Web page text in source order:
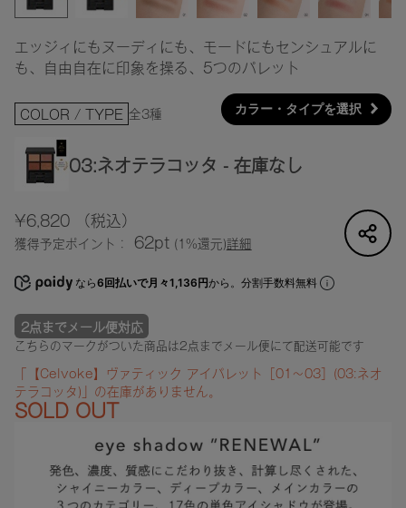
エッジィにもヌーディにも、モードにもセンシュアルに
も、自由自在に印象を操る、5つのパレット
COLOR / TYPE 全3種 カラー・タイプを選択
03:ネオテラコッタ - 在庫なし
¥6,820（税込）
獲得予定ポイント： 62pt (1%還元)詳細
なら6回払いで月々1,136円から。分割手数料無料
2点までメール便対応
こちらのマークがついた商品は2点までメール便にて配送可能です
「【Celvoke】ヴァティック アイパレット［01～03］(03:ネオ
テラコッタ)」の在庫がありません。
SOLD OUT